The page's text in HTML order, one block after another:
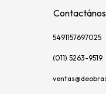
Contactános
5491157697025
(011) 5263-9519